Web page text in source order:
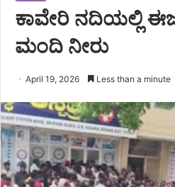
ಕಾವೇರಿ ನದಿಯಲ್ಲಿ
ಮಂದಿ ನೀರು
April 19, 2026 Less than a minute